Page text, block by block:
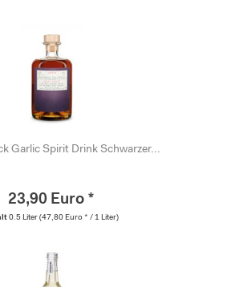
Garlic Spirit Drink Schwarzer...
23,90 Euro *
0.5 Liter (47,80 Euro * / 1 Liter)